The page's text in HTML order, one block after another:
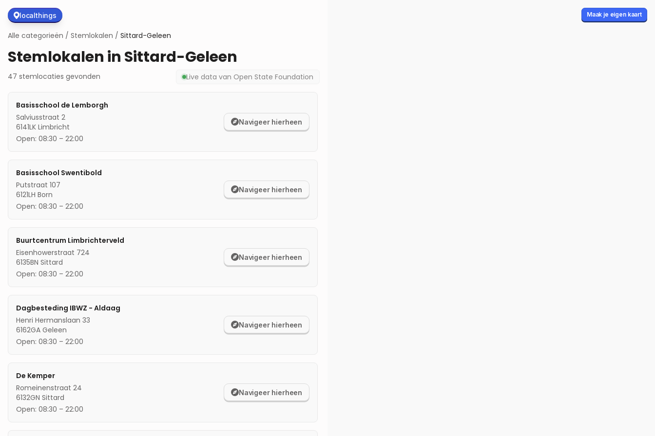
localthings
Alle categorieën / Stemlokalen / Sittard-Geleen
Stemlokalen in Sittard-Geleen
47 stemlocaties gevonden Live data van Open State Foundation
Basisschool de Lemborgh
Salviusstraat 2
6141LK Limbricht
Open: 08:30 – 22:00
Navigeer hierheen
Basisschool Swentibold
Putstraat 107
6121LH Born
Open: 08:30 – 22:00
Navigeer hierheen
Buurtcentrum Limbrichterveld
Eisenhowerstraat 724
6135BN Sittard
Open: 08:30 – 22:00
Navigeer hierheen
Dagbesteding IBWZ - Aldaag
Henri Hermanslaan 33
6162GA Geleen
Open: 08:30 – 22:00
Navigeer hierheen
De Kemper
Romeinenstraat 24
6132GN Sittard
Open: 08:30 – 22:00
Navigeer hierheen
Maak je eigen kaart